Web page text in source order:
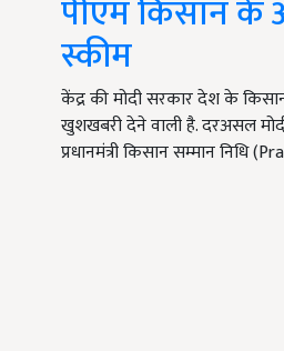
पीएम किसान के
स्कीम
केंद्र की मोदी सरकार देश के
खुशखबरी देने वाली है. दरअसल
प्रधानमंत्री किसान सम्मान निधि